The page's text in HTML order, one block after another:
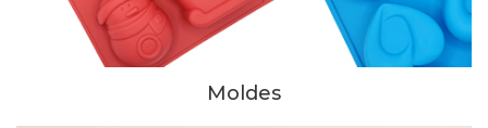
Moldes